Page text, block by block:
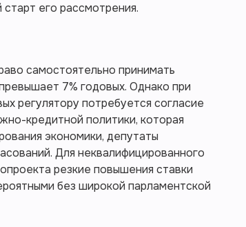
его рассмотрения.
самостоятельно принимать
7% годовых. Однако при
регулятору потребуется согласие
кредитной политики, которая
экономики, депутаты
Для неквалифицированного
резкие повышения ставки
без широкой парламентской